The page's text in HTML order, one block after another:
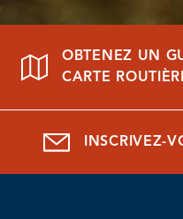
OBTENEZ UN
CARTE
INSCRIVEZ-